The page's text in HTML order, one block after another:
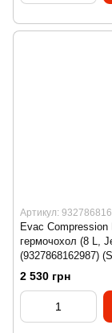
Артикул:
Evac Compression
гермочохол (8 L,
(9327868162987)
ASG011041-040101)
2 530 грн